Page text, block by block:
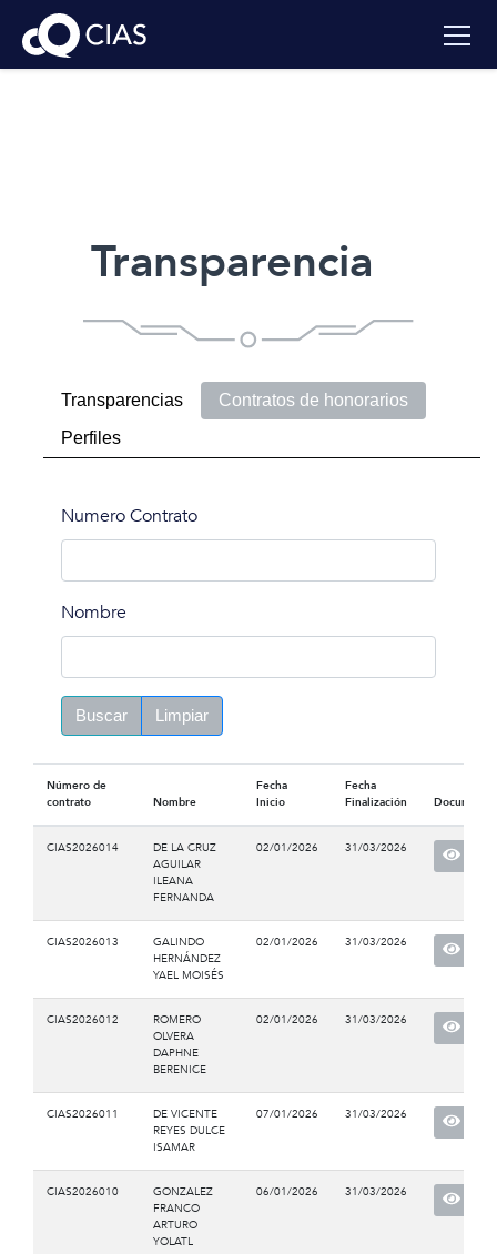
Transparencia
Transparencias
Contratos de honorarios
Perfiles
Numero Contrato
Nombre
Buscar Limpiar
Número de
contrato
Nombre
Fecha
Inicio
Fecha
Finalización
Documento
CIAS2026014
DE LA CRUZ
AGUILAR
ILEANA
FERNANDA
02/01/2026 31/03/2026
CIAS2026013
GALINDO
HERNÁNDEZ
YAEL MOISÉS
02/01/2026 31/03/2026
CIAS2026012
ROMERO
OLVERA
DAPHNE
BERENICE
02/01/2026 31/03/2026
CIAS2026011
DE VICENTE
REYES DULCE
ISAMAR
07/01/2026 31/03/2026
CIAS2026010
GONZALEZ
FRANCO
ARTURO
YOLATL
06/01/2026 31/03/2026